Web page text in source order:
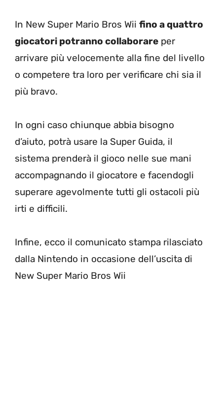
In New Super Mario Bros Wii fino a quattro
giocatori potranno collaborare per
arrivare più velocemente alla fine del livello
o competere tra loro per verificare chi sia il
più bravo.
In ogni caso chiunque abbia bisogno
d’aiuto, potrà usare la Super Guida, il
sistema prenderà il gioco nelle sue mani
accompagnando il giocatore e facendogli
superare agevolmente tutti gli ostacoli più
irti e difficili.
Infine, ecco il comunicato stampa rilasciato
dalla Nintendo in occasione dell’uscita di
New Super Mario Bros Wii